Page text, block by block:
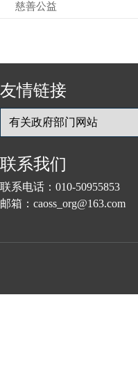
慈善公益
友情链接
联系我们
联系电话：010-
邮箱：caoss_org@163.com